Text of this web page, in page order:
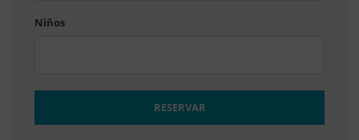
Niños
RESERVAR